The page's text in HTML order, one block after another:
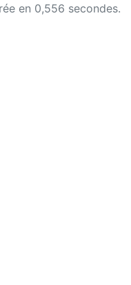
en 0,556 secondes.